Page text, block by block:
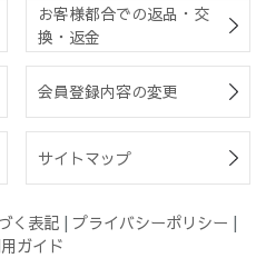
お客様都合での返品・交
換・返金
会員登録内容の変更
サイトマップ
く表記 | プライバシーポリシー |
ガイド